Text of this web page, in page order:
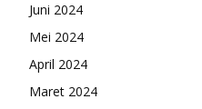
Juni 2024
Mei 2024
April 2024
Maret 2024